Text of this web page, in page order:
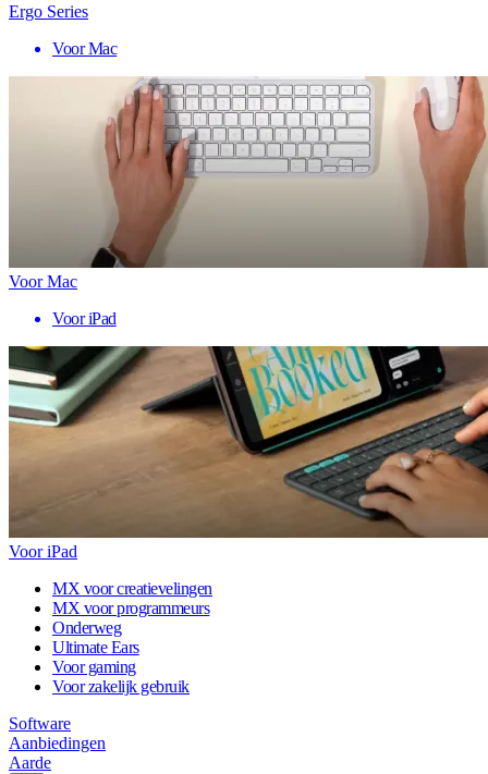
Ergo Series
Voor Mac
Voor Mac
Voor iPad
Voor iPad
MX voor creatievelingen
MX voor programmeurs
Onderweg
Ultimate Ears
Voor gaming
Voor zakelijk gebruik
Software
Aanbiedingen
Aarde